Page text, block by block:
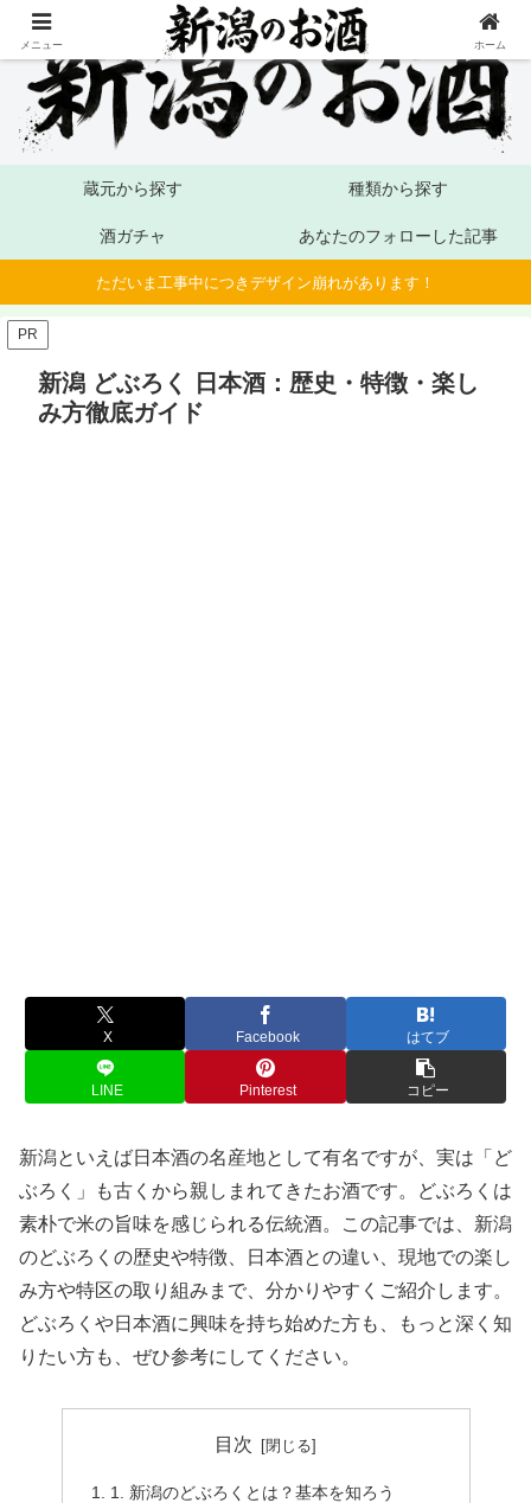
蔵元から探す 種類から探す
酒ガチャ あなたのフォローした記事
ただいま工事中につきデザイン崩れがあります！
PR
新潟 どぶろく 日本酒：歴史・特徴・楽し
み方徹底ガイド
X Facebook はてブ
LINE Pinterest コピー
新潟といえば日本酒の名産地として有名ですが、実は「ど
ぶろく」も古くから親しまれてきたお酒です。どぶろくは
素朴で米の旨味を感じられる伝統酒。この記事では、新潟
のどぶろくの歴史や特徴、日本酒との違い、現地での楽し
み方や特区の取り組みまで、分かりやすくご紹介します。
どぶろくや日本酒に興味を持ち始めた方も、もっと深く知
りたい方も、ぜひ参考にしてください。
目次
1. 新潟のどぶろくとは？基本を知ろう
メニュー ホーム